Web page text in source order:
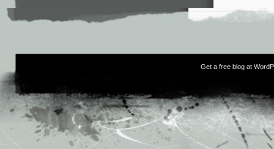
Get a free blog at